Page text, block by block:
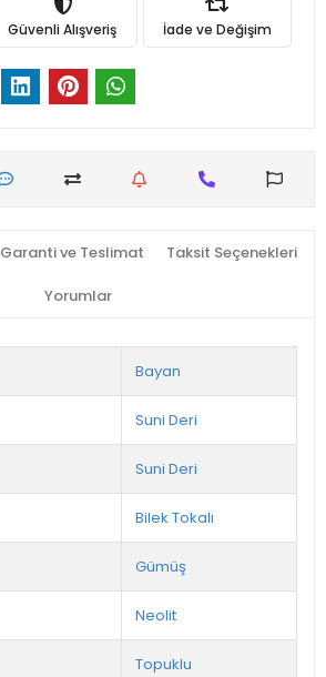
Güvenli Alışveriş İade ve Değişim
Garanti ve Teslimat Taksit Seçenekleri
Yorumlar
Bayan
Suni Deri
Suni Deri
Bilek Tokalı
Gümüş
Neolit
Topuklu